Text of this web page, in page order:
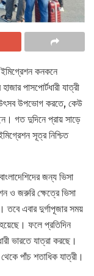
কনকনে
পাসপোর্টধারী যাত্রী
উৎসব উপভোগ করতে, কেউ
গত দুদিনে প্রায় সাড়ে
সূত্র নিশ্চিত
জন্য ভিসা
ও জরুরি ক্ষেত্রে ভিসা
তবে এবার দুর্গাপূজার সময়
ফলে প্রতিদিন
ভারতে যাত্রা করছে।
পাঁচ শতাধিক যাত্রী।